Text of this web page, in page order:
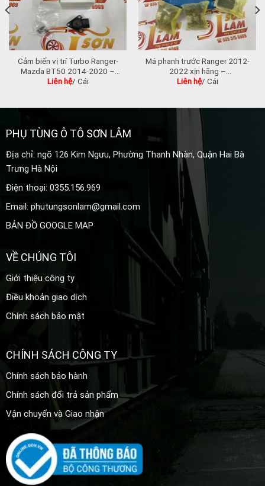
Cảm biến vị trí Turbo Ranger-
Mazda BT50 2014-2020 –
BK3Z6K682K
Liên hệ/ Cái
Má phanh trước Ranger 2012-
2022 xịn hãng –
AB3Z2V001A
Liên hệ/ Cái
PHỤ TÙNG Ô TÔ SƠN LÂM
Địa chỉ: ngõ 126 Kim Ngưu, Phường Thanh Nhàn, Quận Hai Bà
Trưng Hà Nội
Điện thoại: 0355.156.969
Email: phutungsonlam@gmail.com
BẢN ĐỒ GOOGLE MAP
VỀ CHÚNG TÔI
Giới thiệu công ty
Điều khoản giao dịch
Chính sách bảo mật
CHÍNH SÁCH CÔNG TY
Chính sách bảo hành
Chính sách đổi trả sản phẩm
Vận chuyển và Giao nhận